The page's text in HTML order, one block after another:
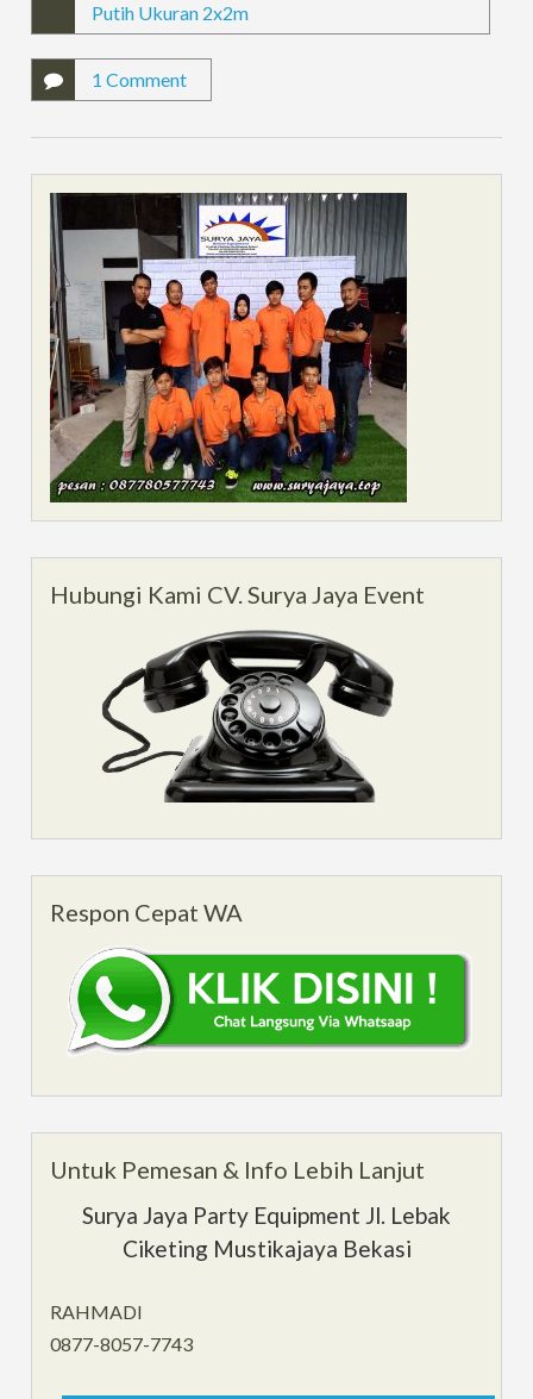
Putih Ukuran 2x2m
1 Comment
Hubungi Kami CV. Surya Jaya Event
Respon Cepat WA
Untuk Pemesan & Info Lebih Lanjut
Surya Jaya Party Equipment Jl. Lebak
Ciketing Mustikajaya Bekasi
RAHMADI
0877-8057-7743